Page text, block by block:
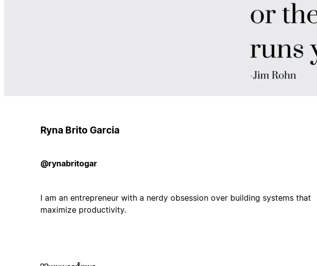
Ryna Brito Garcia
@rynabritogar
I am an entrepreneur with a nerdy obsession over building systems that
maximize productivity.